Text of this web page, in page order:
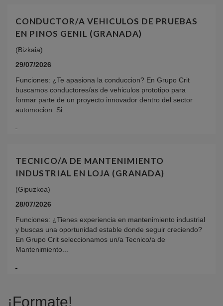
CONDUCTOR/A VEHICULOS DE PRUEBAS
EN PINOS GENIL (GRANADA)
(Bizkaia)
29/07/2026
Funciones: ¿Te apasiona la conduccion? En Grupo Crit
buscamos conductores/as de vehiculos prototipo para
formar parte de un proyecto innovador dentro del sector
automocion. Si...
TECNICO/A DE MANTENIMIENTO
INDUSTRIAL EN LOJA (GRANADA)
(Gipuzkoa)
28/07/2026
Funciones: ¿Tienes experiencia en mantenimiento industrial
y buscas una oportunidad estable donde seguir creciendo?
En Grupo Crit seleccionamos un/a Tecnico/a de
Mantenimiento...
¡Formate!